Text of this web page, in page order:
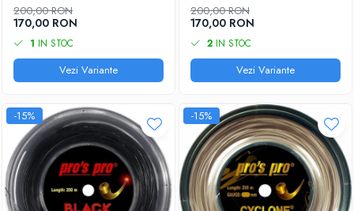
200,00 RON
170,00 RON
1 IN STOC
Vezi Variante
200,00 RON
170,00 RON
2 IN STOC
Vezi Variante
-15% -15%